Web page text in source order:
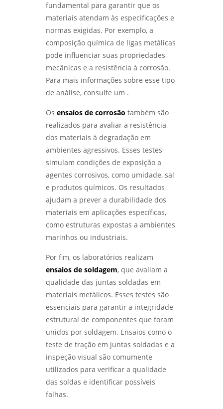
fundamental para garantir que os
materiais atendam às especificações e
normas exigidas. Por exemplo, a
composição química de ligas metálicas
pode influenciar suas propriedades
mecânicas e a resistência à corrosão.
Para mais informações sobre esse tipo
de análise, consulte um .
Os ensaios de corrosão também são
realizados para avaliar a resistência
dos materiais à degradação em
ambientes agressivos. Esses testes
simulam condições de exposição a
agentes corrosivos, como umidade, sal
e produtos químicos. Os resultados
ajudam a prever a durabilidade dos
materiais em aplicações específicas,
como estruturas expostas a ambientes
marinhos ou industriais.
Por fim, os laboratórios realizam
ensaios de soldagem, que avaliam a
qualidade das juntas soldadas em
materiais metálicos. Esses testes são
essenciais para garantir a integridade
estrutural de componentes que foram
unidos por soldagem. Ensaios como o
teste de tração em juntas soldadas e a
inspeção visual são comumente
utilizados para verificar a qualidade
das soldas e identificar possíveis
falhas.